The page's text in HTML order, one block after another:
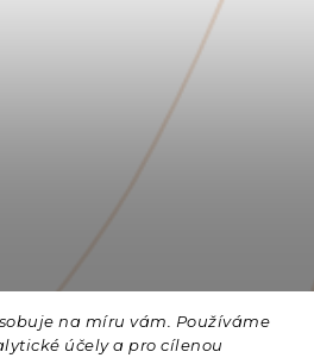
na míru vám. Používáme
účely a pro cílenou